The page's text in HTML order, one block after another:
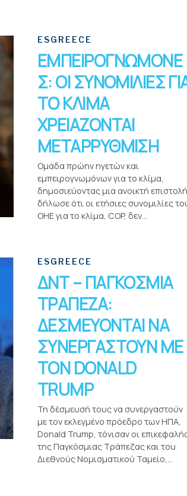
ESGREECE
ΕΜΠΕΙΡΟΓΝΩΜΟΝΕ
Σ: ΟΙ ΣΥΝΟΜΙΛΙΕΣ
ΤΟ ΚΛΙΜΑ
ΧΡΕΙΑΖΟΝΤΑΙ
ΜΕΤΑΡΡΥΘΜΙΣΗ
Ομάδα πρώην ηγετών και
εμπειρογνωμόνων για το κλίμα,
δημοσιεύοντας μια ανοικτή
δήλωσε ότι οι ετήσιες συνομιλίες
ΟΗΕ για το κλίμα, COP, δεν...
ESGREECE
ΔΝΤ – ΠΑΓΚΟΣΜΙΑ
ΤΡΑΠΕΖΑ:
ΔΕΣΜΕΥΟΝΤΑΙ ΝΑ
ΣΥΝΕΡΓΑΣΤΟΥΝ ΜΕ
ΤΟΝ DONALD
TRUMP
Τη δέσμευσή τους να συνεργαστούν
με τον εκλεγμένο πρόεδρο των ΗΠΑ,
Donald Trump, τόνισαν οι
της Παγκόσμιας Τράπεζας και του
Διεθνούς Νομισματικού Ταμείο,...